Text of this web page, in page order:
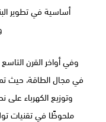
أساسية في تطوير
وفي أواخر القرن
في مجال الطاقة، حيث تم
وتوزيع الكهرباء
ملحوظًا في تقنيات